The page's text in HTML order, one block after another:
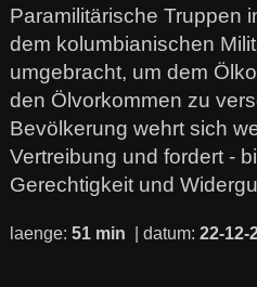
Paramilitärische Truppen
dem kolumbianischen
umgebracht, um dem
den Ölvorkommen zu
Bevölkerung wehrt sich
Vertreibung und fordert -
Gerechtigkeit und
laenge: 51 min | datum: 22-12-